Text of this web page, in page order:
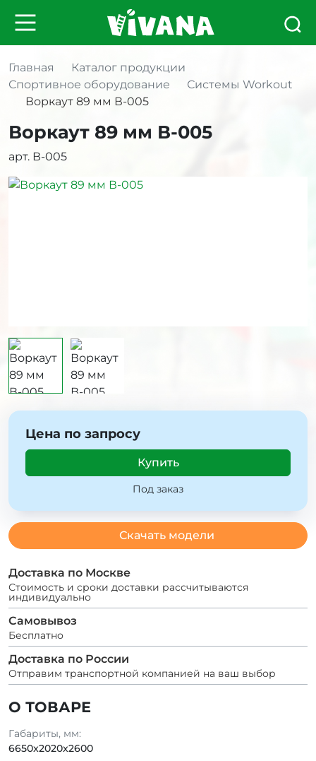
Главная
Каталог продукции
Спортивное оборудование
Системы Workout
Воркаут 89 мм В-005
Воркаут 89 мм В-005
арт. В-005
О ТОВАРЕ
Габариты, мм:
6650x2020x2600
Цена по запросу
Купить
Под заказ
Скачать модели
Доставка по Москве
Стоимость и сроки доставки рассчитываются
индивидуально
Самовывоз
Бесплатно
Доставка по России
Отправим транспортной компанией на ваш выбор